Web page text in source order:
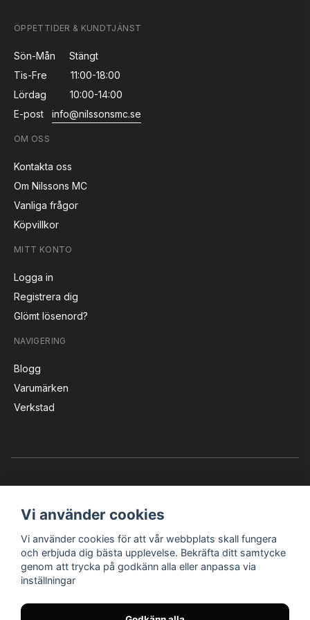
ÖPPETTIDER & KUNDTJÄNST
Sön-Mån
Stängt
Tis-Fre
11:00-18:00
Lördag
10:00-14:00
E-post
info@nilssonsmc.se
OM OSS
Kontakta oss
Om Nilssons MC
Vanliga frågor
Köpvillkor
MITT KONTO
Logga in
Registrera dig
Glömt lösenord?
NAVIGERING
Blogg
Varumärken
Verkstad
Instagram Facebook YouTube
Vi använder cookies
Vi använder cookies för att vår webbplats skall fungera
och erbjuda dig bästa upplevelse. Bekräfta ditt samtycke
genom att trycka på godkänn alla eller anpassa via
inställningar